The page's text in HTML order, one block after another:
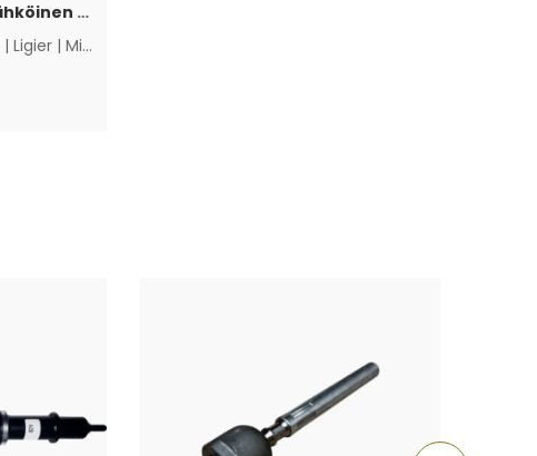
Polttoainepumppu sähköinen Lombardini Progress / DCI / FOCS
| Ligier | Microcar